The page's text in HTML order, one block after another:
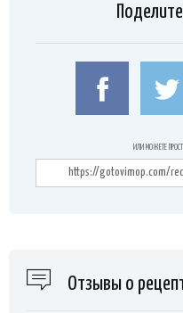
ИЛИ МОЖЕТЕ
Отзывы о